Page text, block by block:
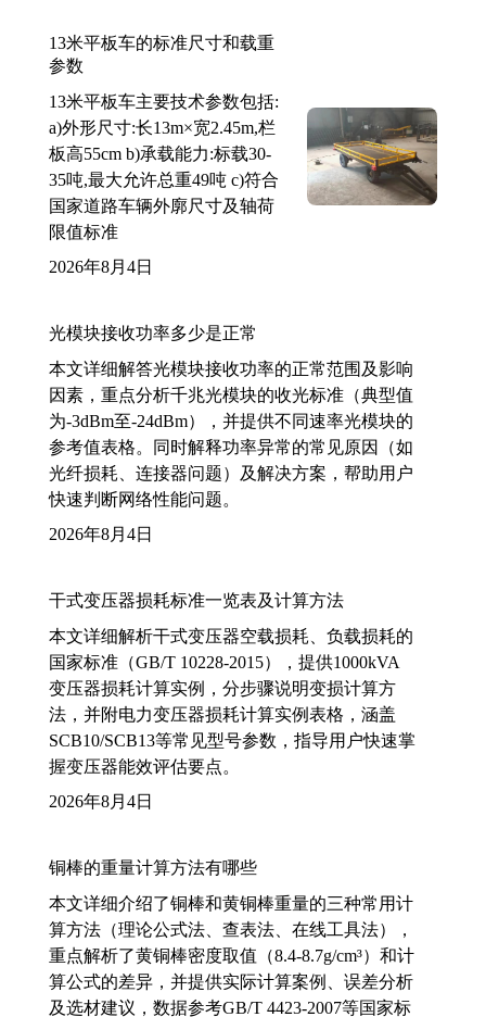
13米平板车的标准尺寸和载重
参数
13米平板车主要技术参数包括:
a)外形尺寸:长13m×宽2.45m,栏
板高55cm b)承载能力:标载30-
35吨,最大允许总重49吨 c)符合
国家道路车辆外廓尺寸及轴荷
限值标准
2026年8月4日
光模块接收功率多少是正常
本文详细解答光模块接收功率的正常范围及影响
因素，重点分析千兆光模块的收光标准（典型值
为-3dBm至-24dBm），并提供不同速率光模块的
参考值表格。同时解释功率异常的常见原因（如
光纤损耗、连接器问题）及解决方案，帮助用户
快速判断网络性能问题。
2026年8月4日
干式变压器损耗标准一览表及计算方法
本文详细解析干式变压器空载损耗、负载损耗的
国家标准（GB/T 10228-2015），提供1000kVA
变压器损耗计算实例，分步骤说明变损计算方
法，并附电力变压器损耗计算实例表格，涵盖
SCB10/SCB13等常见型号参数，指导用户快速掌
握变压器能效评估要点。
2026年8月4日
铜棒的重量计算方法有哪些
本文详细介绍了铜棒和黄铜棒重量的三种常用计
算方法（理论公式法、查表法、在线工具法），
重点解析了黄铜棒密度取值（8.4-8.7g/cm³）和计
算公式的差异，并提供实际计算案例、误差分析
及选材建议，数据参考GB/T 4423-2007等国家标